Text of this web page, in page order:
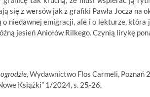
się z wersów jak z grafiki Pawła Jocza na
niedawnej emigracji, ale i o lekturze, która
jesień Aniołów Rilkego. Czynią lirykę
, Wydawnictwo Flos Carmeli, Poznań
Książki” 1/2024, s. 25-26.